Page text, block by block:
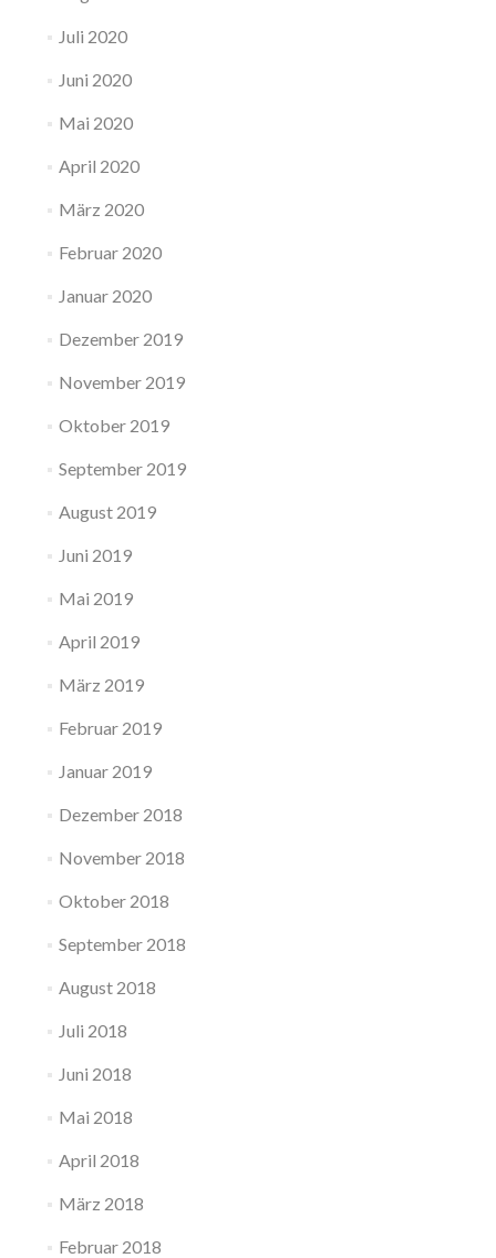
Juli 2020
Juni 2020
Mai 2020
April 2020
März 2020
Februar 2020
Januar 2020
Dezember 2019
November 2019
Oktober 2019
September 2019
August 2019
Juni 2019
Mai 2019
April 2019
März 2019
Februar 2019
Januar 2019
Dezember 2018
November 2018
Oktober 2018
September 2018
August 2018
Juli 2018
Juni 2018
Mai 2018
April 2018
März 2018
Februar 2018